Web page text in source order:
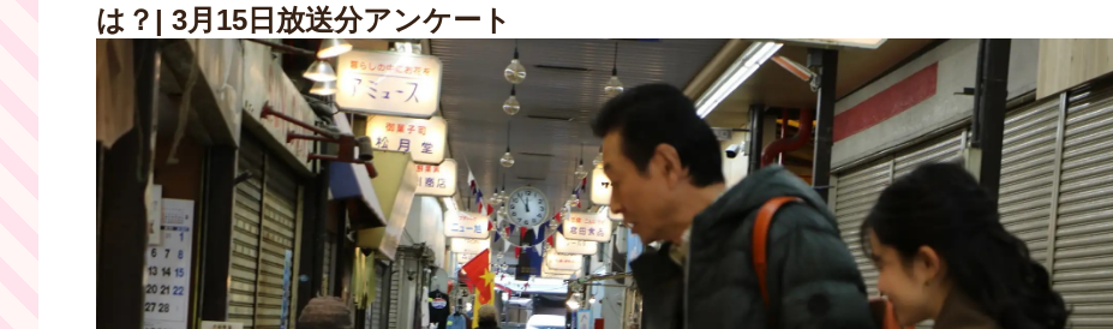
は？| 3月15日放送分アンケート